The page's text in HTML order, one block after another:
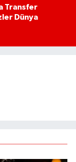
Transfer
Dünya